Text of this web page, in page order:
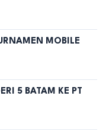
MOBILE
5 BATAM KE PT